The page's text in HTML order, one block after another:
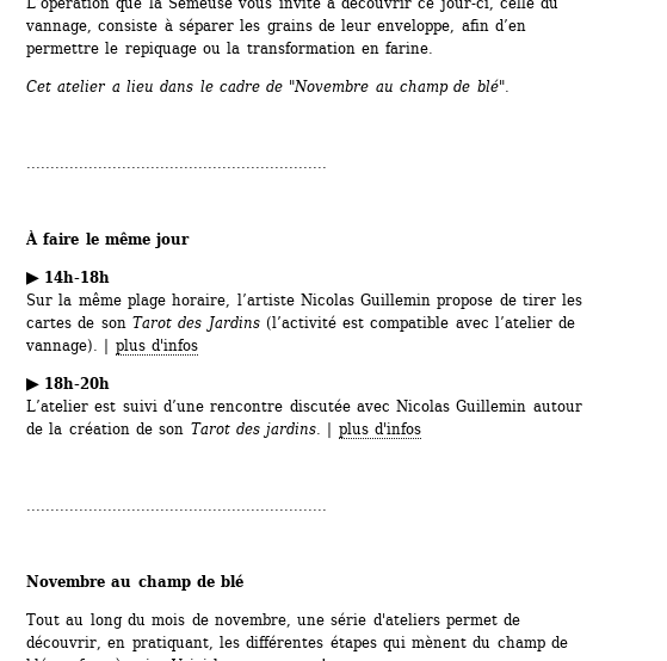
vannage, consiste à séparer les grains de leur enveloppe, afin d’en
permettre le repiquage ou la transformation en farine.
Cet atelier a lieu dans le cadre de "Novembre au champ de blé".
...............................................................
À faire le même jour
▶ 14h-18h
Sur la même plage horaire, l’artiste Nicolas Guillemin propose de tirer les
cartes de son Tarot des Jardins(l’activité est compatible avec l’atelier de
vannage). | plus d'infos
▶ 18h-20h
L’atelier est suivi d’une rencontre discutée avec Nicolas Guillemin autour
de la création de son Tarot des jardins. | plus d'infos
...............................................................
Novembre au champ de blé
Tout au long du mois de novembre, une série d'ateliers permet de
découvrir, en pratiquant, les différentes étapes qui mènent du champ de